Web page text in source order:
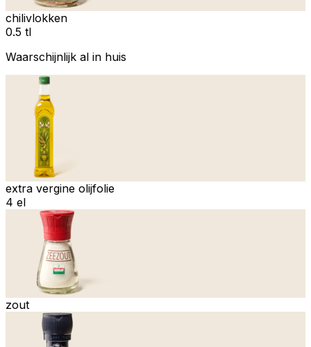
chilivlokken
0.5 tl
Waarschijnlijk al in huis
extra vergine olijfolie
4 el
zout